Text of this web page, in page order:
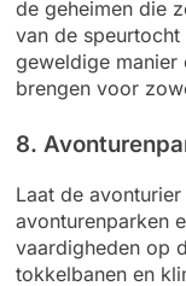
de geheimen die
van de
geweldige manier
brengen voor
8.
Laat de
avonturenparken
vaardigheden op
tokkelbanen en